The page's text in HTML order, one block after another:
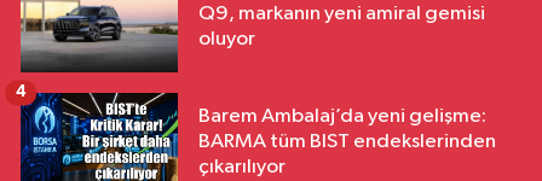
Q9, markanın yeni amiral gemisi
oluyor
Barem Ambalaj’da yeni gelişme:
BARMA tüm BIST endekslerinden
çıkarılıyor
4